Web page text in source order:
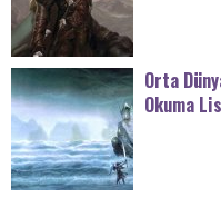
Orta
Okuma